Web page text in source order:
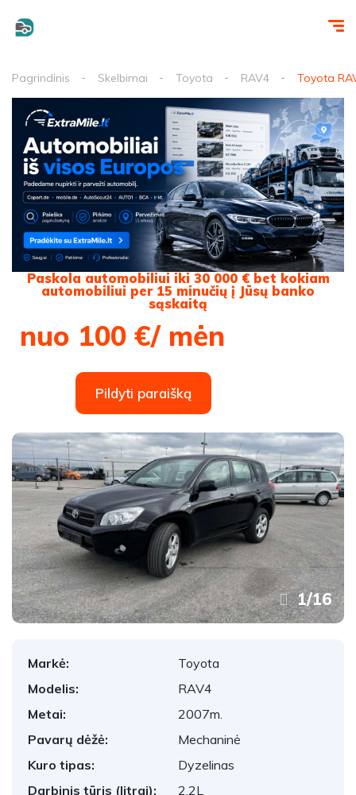
Pagrindinis Skelbimai Toyota RAV4 Toyota
Paskola automobiliui iki 30 000 € bet kokiam
automobiliui per 15 minučių į Jūsų banko
sąskaitą
nuo 100 €/ mėn
Pildyti paraišką
1/16
Markė:
Toyota
Modelis:
RAV4
Metai:
2007m.
Pavarų dėžė:
Mechaninė
Kuro tipas:
Dyzelinas
Darbinis tūris (litrai):
2.2L